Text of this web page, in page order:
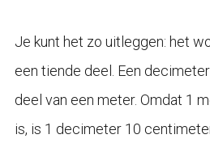
Je kunt het zo uitleggen: het
een tiende deel. Een
deel van een meter. Omdat 1
is, is 1 decimeter 10